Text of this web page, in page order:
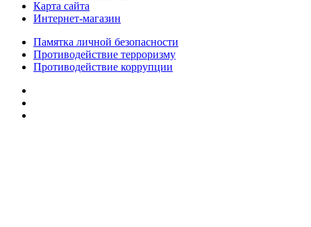
Карта сайта
Интернет-магазин
Памятка личной безопасности
Противодействие терроризму
Противодействие коррупции